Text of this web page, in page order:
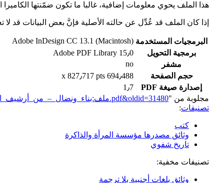
هذا الملف يحوي معلومات إضافية، غالبا ما تكون ضمّنتها
إذا كان الملف قد عُدِّل عن حالته الأصلية فإنَّ بعض البيانات قد لا
البرمجيات المستخدمة Adobe InDesign CC 13.1 (Macintosh)
برمجية التحويل
Adobe PDF Library 15٫0
مشفر
no
حجم الصفحة
694٫488 x 827٫717 pts
إصدارة صيغة PDF
1٫7
مجلوبة من "https://genderiyya.xyz/mw/index.php?title=ملف:بناء_ونضال_–_من_أرشيف_الحركة_النسوية.pdf&oldid=31480
تصنيفات:
كتب
وثائق مصدرها مؤسسة المرأة والذاكرة
تاريخ شفوي
تصنيفات مخفية:
وثائق بلغات أجنبية بلا ترجمة